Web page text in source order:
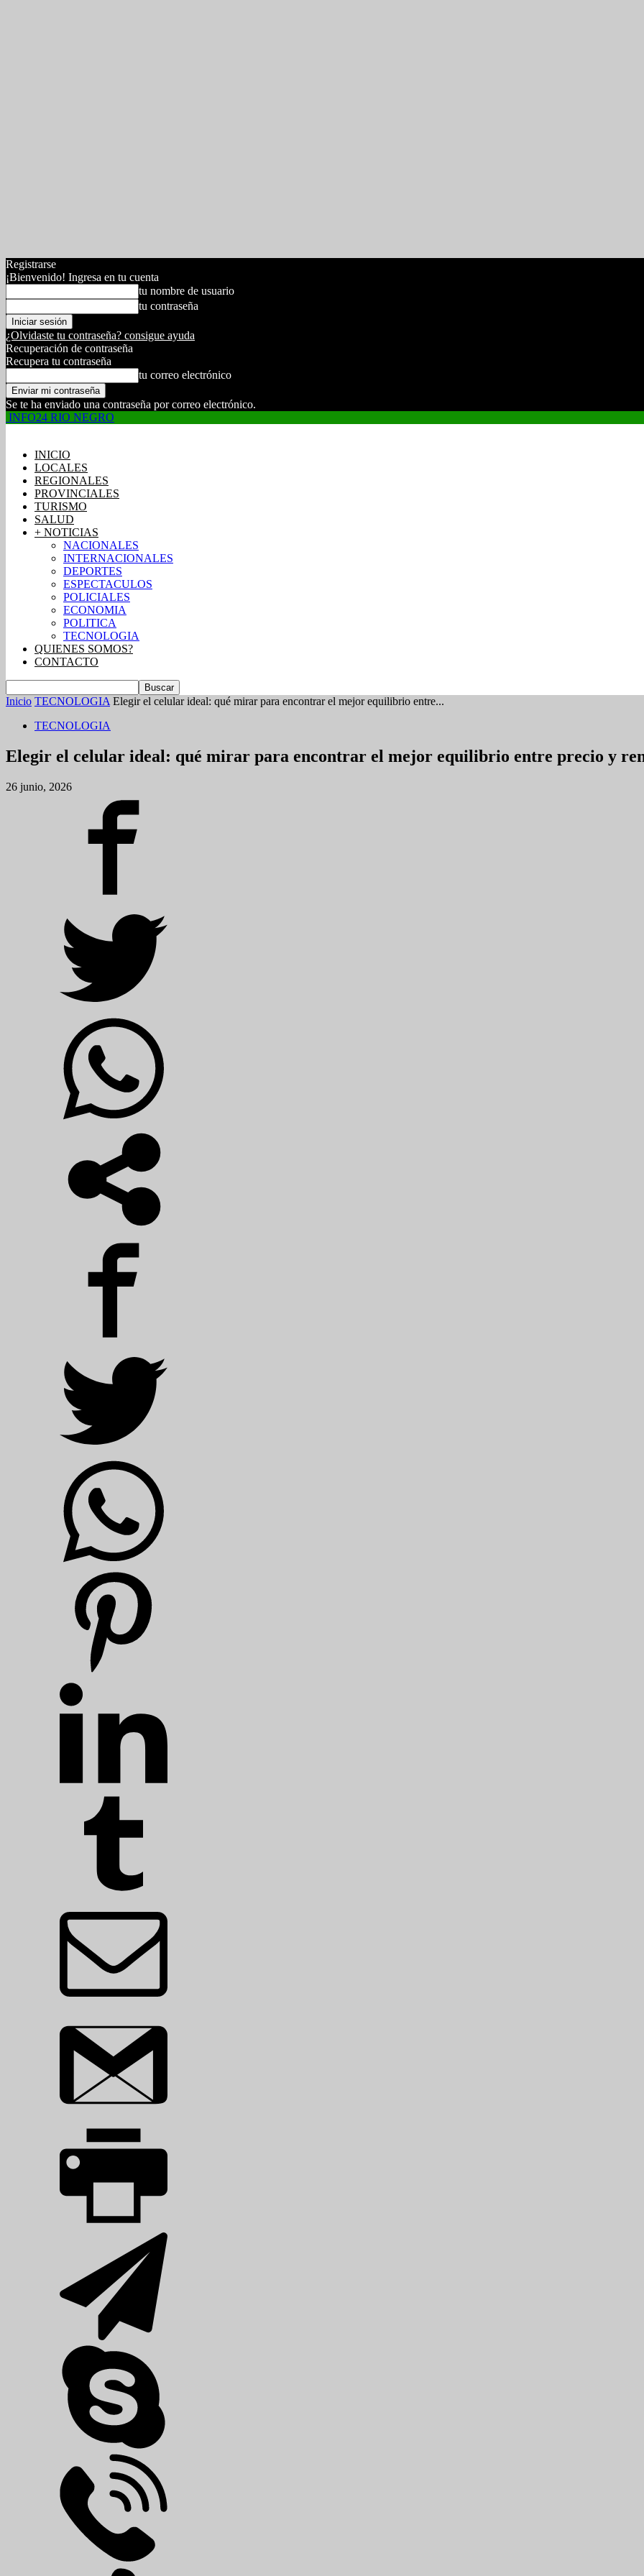
Registrarse
¡Bienvenido! Ingresa en tu cuenta
tu nombre de usuario
tu contraseña
¿Olvidaste tu contraseña? consigue ayuda
Recuperación de contraseña
Recupera tu contraseña
tu correo electrónico
Se te ha enviado una contraseña por correo electrónico.
INFO24 RIO NEGRO
INICIO
LOCALES
REGIONALES
PROVINCIALES
TURISMO
SALUD
+ NOTICIAS
NACIONALES
INTERNACIONALES
DEPORTES
ESPECTACULOS
POLICIALES
ECONOMIA
POLITICA
TECNOLOGIA
QUIENES SOMOS?
CONTACTO
Inicio TECNOLOGIA Elegir el celular ideal: qué mirar para encontrar el mejor equilibrio entre...
TECNOLOGIA
Elegir el celular ideal: qué mirar para encontrar el mejor equilibrio entre precio y
26 junio, 2026